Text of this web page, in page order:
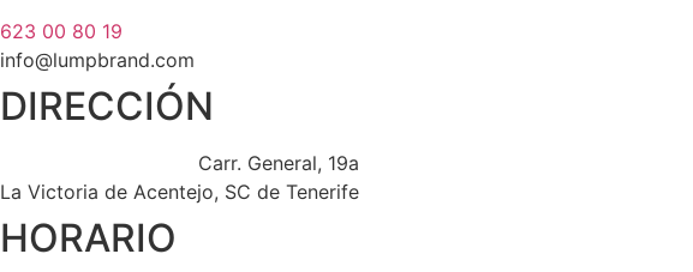
623 00 80 19
info@lumpbrand.com
DIRECCIÓN
Carr. General, 19a
La Victoria de Acentejo, SC de Tenerife
HORARIO